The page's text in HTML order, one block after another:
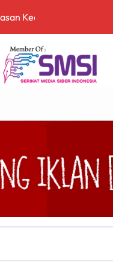
Dialog
Penyelundupan 10
Soroti Kinerja DLH
Ketat di China
Keluhan Publik di Era
bakti Gotong Royong